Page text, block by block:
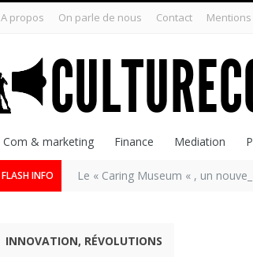
A propos On parle de nous Contact
Com & marketing Finance Mediation
FLASH INFO Le « Caring Museum « , un
INNOVATION, RÉVOLUTIONS